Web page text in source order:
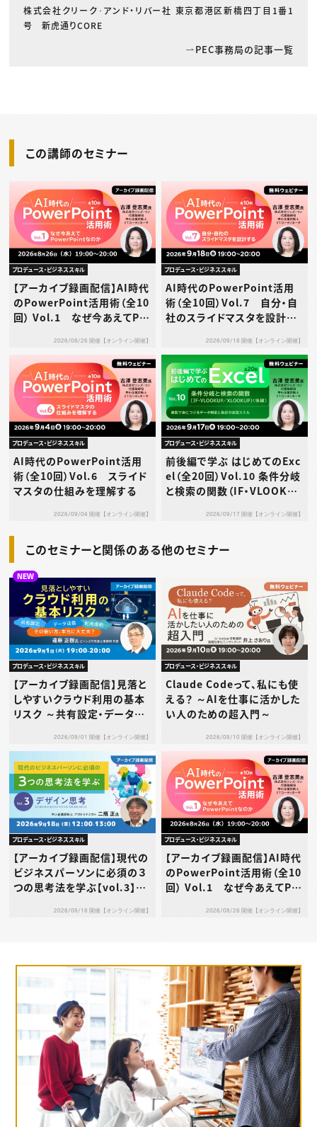
株式会社クリーク･アンド・リバー社 東京都港区新橋四丁目1番1
号 新虎通りCORE
PEC事務局の記事一覧
この講師のセミナー
プロデュース・ビジネススキル
【アーカイブ録画配信】AI時代
のPowerPoint活用術（全10
回） Vol.1 なぜ今あえてPo
2026/08/26 開催【オンライン開催】
プロデュース・ビジネススキル
AI時代のPowerPoint活用
術（全10回）Vol.7 自分・自
社のスライドマスタを設計す
2026/09/18 開催【オンライン開催】
プロデュース・ビジネススキル
AI時代のPowerPoint活用
術（全10回）Vol.6 スライド
マスタの仕組みを理解する
2026/09/04 開催【オンライン開催】
プロデュース・ビジネススキル
前後編で学ぶ はじめてのExc
el（全20回）Vol.10 条件分岐
と検索の関数（IF・VLOOKUP
で身につけるデータ判定と集
2026/09/17 開催【オンライン開催】
このセミナーと関係のある他のセミナー
NEW
プロデュース・ビジネススキル
【アーカイブ録画配信】見落と
しやすいクラウド利用の基本
リスク ～共有設定・データ送
当に大丈夫？～2026/09/01 開催【オンライン開催】
プロデュース・ビジネススキル
Claude Codeって、私にも使
える？ ～AIを仕事に活かした
い人のための超入門～
2026/09/10 開催【オンライン開催】
プロデュース・ビジネススキル
【アーカイブ録画配信】現代の
ビジネスパーソンに必須の３
つの思考法を学ぶ【vol.3】デ
2026/09/18 開催【オンライン開催】
プロデュース・ビジネススキル
【アーカイブ録画配信】AI時代
のPowerPoint活用術（全10
回） Vol.1 なぜ今あえてPo
2026/08/26 開催【オンライン開催】